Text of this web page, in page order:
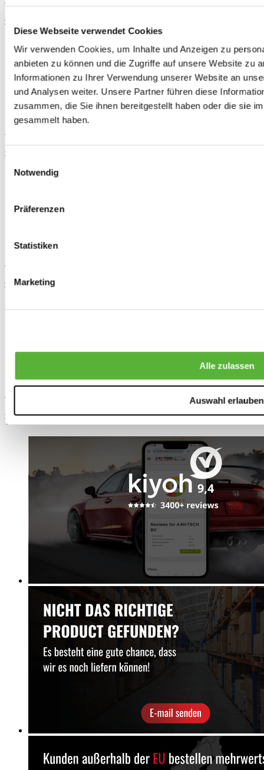
Diese Webseite verwendet Cookies
Wir verwenden Cookies, um Inhalte und Anzeigen zu
anbieten zu können und die Zugriffe auf unsere Website zu
Informationen zu Ihrer Verwendung unserer Website an
und Analysen weiter. Unsere Partner führen diese
zusammen, die Sie ihnen bereitgestellt haben oder die sie
gesammelt haben.
Notwendig
Präferenzen
Statistiken
Marketing
Alle zulassen
Auswahl erlauben
TIPP
Teilenummer: ABP-HRB1401
TIPP
ABP Stoßfänger balken (Honda CR-V 02-07)
Teilenummer: ABP-HRB1310
TIPP
ABP Kotflügel links (incl. aussparung) (Honda CR-V 02-07)
Teilenummer: ABP-HRB1102L
TIPP
Teilenummer: ABP-HRB1101L